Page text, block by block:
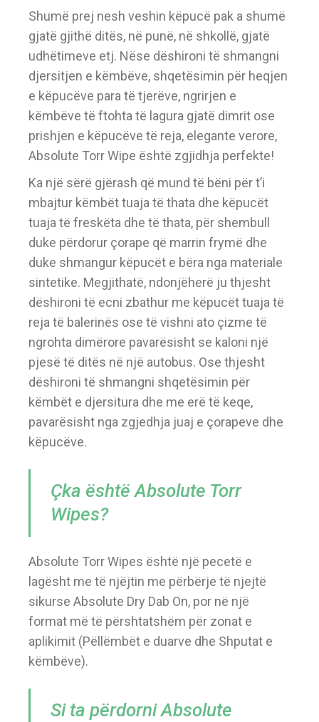
Shumë prej nesh veshin këpucë pak a shumë
gjatë gjithë ditës, në punë, në shkollë, gjatë
udhëtimeve etj. Nëse dëshironi të shmangni
djersitjen e këmbëve, shqetësimin për heqjen
e këpucëve para të tjerëve, ngrirjen e
këmbëve të ftohta të lagura gjatë dimrit ose
prishjen e këpucëve të reja, elegante verore,
Absolute Torr Wipe është zgjidhja perfekte!
Ka një sërë gjërash që mund të bëni për t’i
mbajtur këmbët tuaja të thata dhe këpucët
tuaja të freskëta dhe të thata, për shembull
duke përdorur çorape që marrin frymë dhe
duke shmangur këpucët e bëra nga materiale
sintetike. Megjithatë, ndonjëherë ju thjesht
dëshironi të ecni zbathur me këpucët tuaja të
reja të balerinës ose të vishni ato çizme të
ngrohta dimërore pavarësisht se kaloni një
pjesë të ditës në një autobus. Ose thjesht
dëshironi të shmangni shqetësimin për
këmbët e djersitura dhe me erë të keqe,
pavarësisht nga zgjedhja juaj e çorapeve dhe
këpucëve.
Çka është Absolute Torr
Wipes?
Absolute Torr Wipes është një pecetë e
lagësht me të njëjtin me përbërje të njejtë
sikurse Absolute Dry Dab On, por në një
format më të përshtatshëm për zonat e
aplikimit (Pëllëmbët e duarve dhe Shputat e
këmbëve).
Si ta përdorni Absolute